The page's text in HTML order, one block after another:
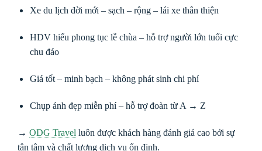
Xe du lịch đời mới – sạch – rộng – lái xe thân thiện
HDV hiểu phong tục lễ chùa – hỗ trợ người lớn tuổi cực
chu đáo
Giá tốt – minh bạch – không phát sinh chi phí
Chụp ảnh đẹp miễn phí – hỗ trợ đoàn từ A → Z
→ ODG Travel luôn được khách hàng đánh giá cao bởi sự
tận tâm và chất lượng dịch vụ ổn định.